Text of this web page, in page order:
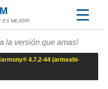
ES MEJOR!
a la versión que amas!
4.7.2-44 (armeabi-